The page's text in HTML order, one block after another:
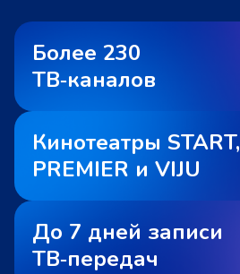
Более 230
ТВ‑каналов
Кинотеатры START,
PREMIER и VIJU
До 7 дней записи
ТВ‑передач